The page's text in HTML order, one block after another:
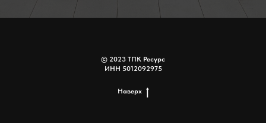
© 2023 ТПК Ресурс
ИНН 5012092975
Наверх